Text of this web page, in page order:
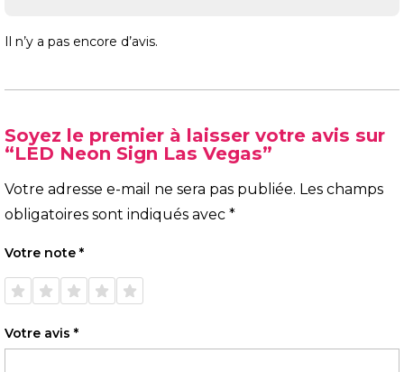
Il n’y a pas encore d’avis.
Soyez le premier à laisser votre avis sur
“LED Neon Sign Las Vegas”
Votre adresse e-mail ne sera pas publiée. Les champs
obligatoires sont indiqués avec *
Votre note *
1 étoile
sur 5
2 étoiles
sur 5
3 étoiles
sur 5
4 étoiles
sur 5
5 étoiles
sur 5
Votre avis *